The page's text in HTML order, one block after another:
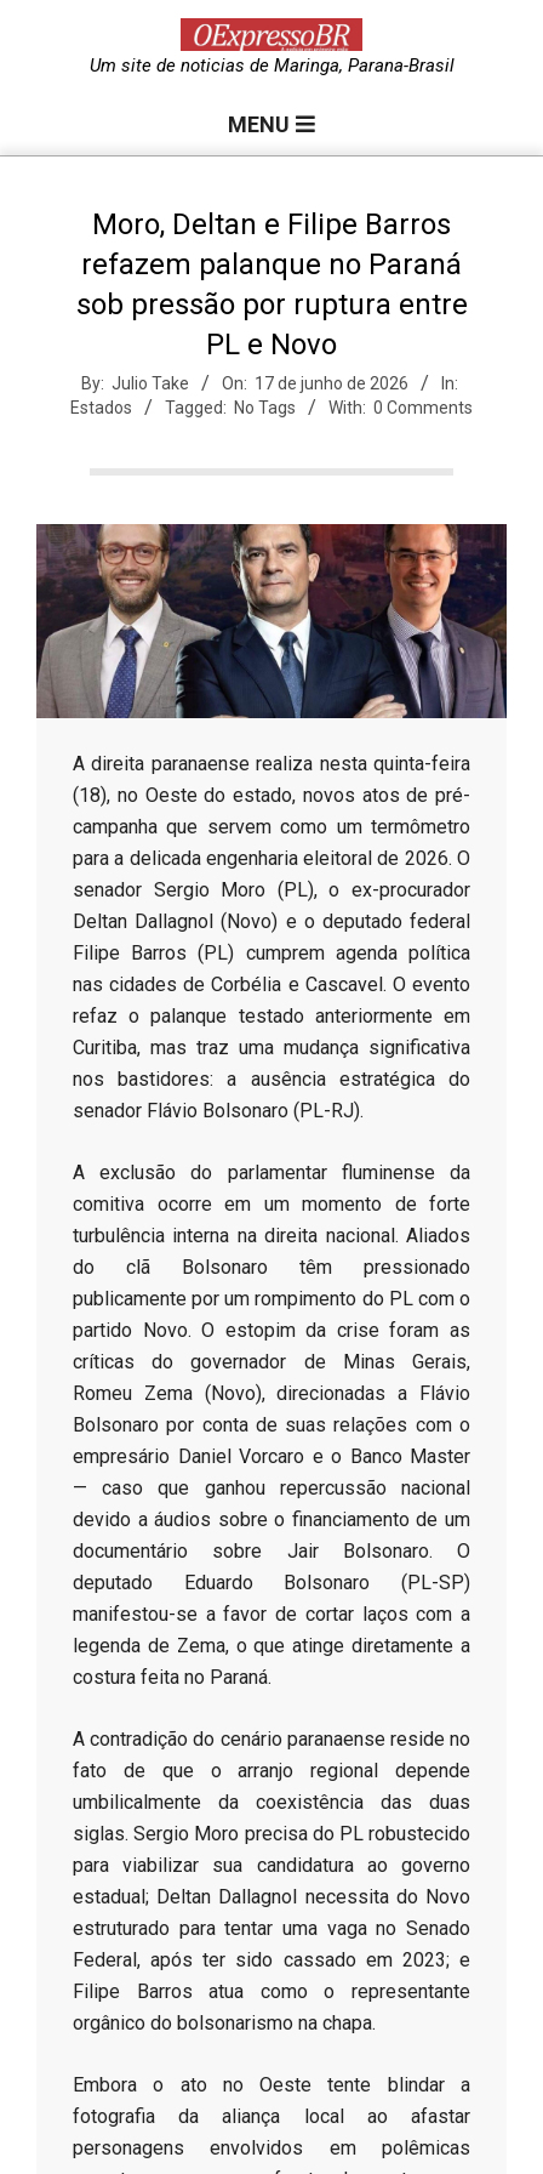
e
s
s
o
B
Um site de noticias de Maringa, Parana-Brasil
MENU
Moro, Deltan e Filipe Barros
refazem palanque no Paraná
sob pressão por ruptura entre
PL e Novo
By: Julio Take On: 17 de junho de 2026
In:
Estados
Tagged: No Tags With: 0 Comments
A direita paranaense realiza nesta quinta-feira
(18), no Oeste do estado, novos atos de pré-
campanha que servem como um termômetro
para a delicada engenharia eleitoral de 2026. O
senador Sergio Moro (PL), o ex-procurador
Deltan Dallagnol (Novo) e o deputado federal
Filipe Barros (PL) cumprem agenda política
nas cidades de Corbélia e Cascavel. O evento
refaz o palanque testado anteriormente em
Curitiba, mas traz uma mudança significativa
nos bastidores: a ausência estratégica do
senador Flávio Bolsonaro (PL-RJ).
​A exclusão do parlamentar fluminense da
comitiva ocorre em um momento de forte
turbulência interna na direita nacional. Aliados
do clã Bolsonaro têm pressionado
publicamente por um rompimento do PL com o
partido Novo. O estopim da crise foram as
críticas do governador de Minas Gerais,
Romeu Zema (Novo), direcionadas a Flávio
Bolsonaro por conta de suas relações com o
empresário Daniel Vorcaro e o Banco Master
— caso que ganhou repercussão nacional
devido a áudios sobre o financiamento de um
documentário sobre Jair Bolsonaro. O
deputado Eduardo Bolsonaro (PL-SP)
manifestou-se a favor de cortar laços com a
legenda de Zema, o que atinge diretamente a
costura feita no Paraná.
​A contradição do cenário paranaense reside no
fato de que o arranjo regional depende
umbilicalmente da coexistência das duas
siglas. Sergio Moro precisa do PL robustecido
para viabilizar sua candidatura ao governo
estadual; Deltan Dallagnol necessita do Novo
estruturado para tentar uma vaga no Senado
Federal, após ter sido cassado em 2023; e
Filipe Barros atua como o representante
orgânico do bolsonarismo na chapa.
​Embora o ato no Oeste tente blindar a
fotografia da aliança local ao afastar
personagens envolvidos em polêmicas